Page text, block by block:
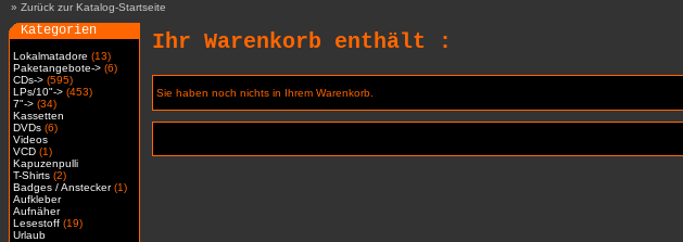
» Zurück zur Katalog-Startseite
Kategorien
Lokalmatadore (13)
Paketangebote-> (6)
CDs-> (595)
LPs/10"-> (453)
7"-> (34)
Kassetten
DVDs (6)
Videos
VCD (1)
Kapuzenpulli
T-Shirts (2)
Badges / Anstecker(1)
Aufkleber
Aufnäher
Lesestoff (19)
Urlaub
Ihr Warenkorb enthält :
Sie haben noch nichts in Ihrem Warenkorb.